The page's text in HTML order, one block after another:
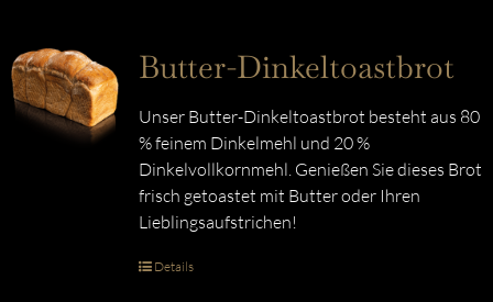
Butter-Dinkeltoastbrot
Unser Butter-Dinkeltoastbrot besteht aus 80
% feinem Dinkelmehl und 20 %
Dinkelvollkornmehl. Genießen Sie dieses Brot
frisch getoastet mit Butter oder Ihren
Lieblingsaufstrichen!
Details